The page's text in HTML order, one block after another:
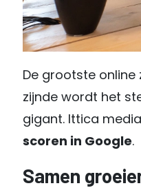
De grootste online
zijnde wordt het
gigant. Ittica
scoren in Google.
Samen